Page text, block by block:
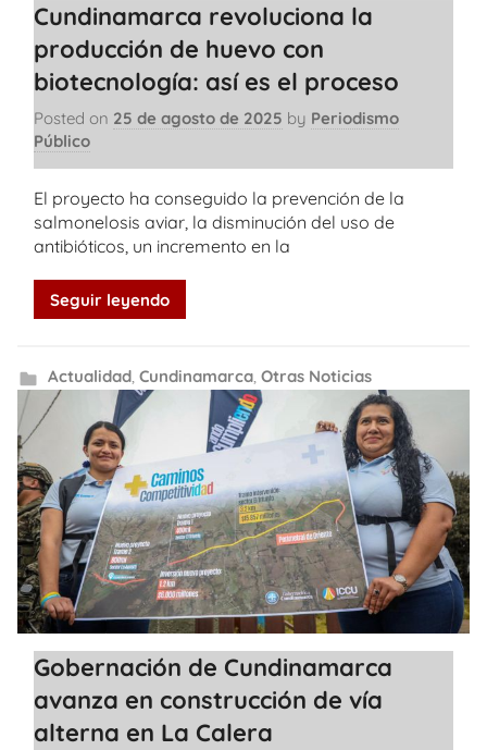
Cundinamarca revoluciona la
producción de huevo con
biotecnología: así es el proceso
Posted on 25 de agosto de 2025 by Periodismo
Público
El proyecto ha conseguido la prevención de la
salmonelosis aviar, la disminución del uso de
antibióticos, un incremento en la
Seguir leyendo
Actualidad, Cundinamarca, Otras Noticias
Gobernación de Cundinamarca
avanza en construcción de vía
alterna en La Calera